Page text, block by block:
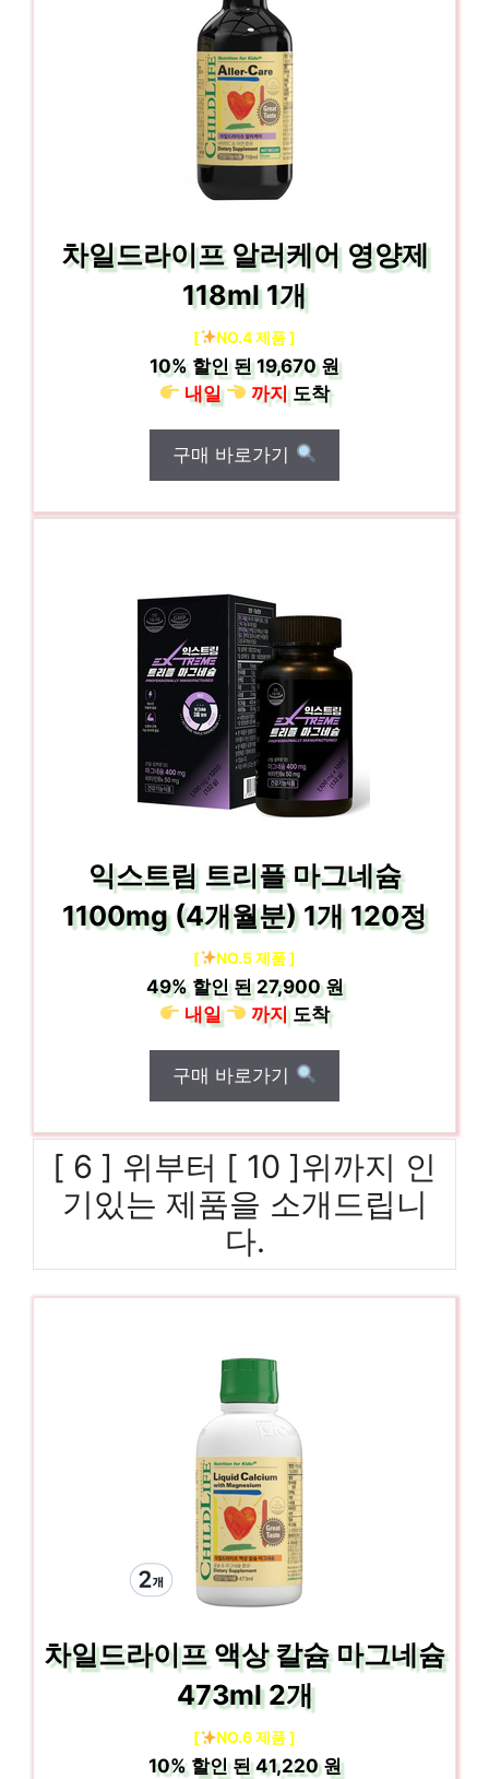
차일드라이프 알러케어 영양제
118ml 1개
[ NO.4 제품 ]
10% 할인 된19,670 원
내일
까지도착
구매 바로가기
익스트림 트리플 마그네슘
1100mg (4개월분) 1개 120정
[ NO.5 제품 ]
49%할인 된27,900 원
내일
까지도착
구매 바로가기
[ 6 ] 위부터 [ 10 ]위까지 인
기있는 제품을 소개드립니
다.
차일드라이프 액상 칼슘 마그네슘
473ml 2개
[ NO.6 제품 ]
10%할인 된41,220 원